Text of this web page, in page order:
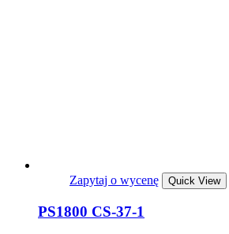
Zapytaj o wycenę Quick View
PS1800 CS-37-1